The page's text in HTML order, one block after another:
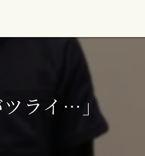
ツライ…」